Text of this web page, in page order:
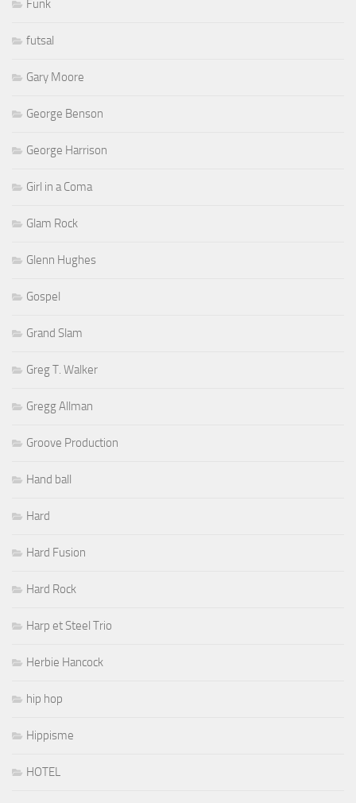
Funk
futsal
Gary Moore
George Benson
George Harrison
Girl in a Coma
Glam Rock
Glenn Hughes
Gospel
Grand Slam
Greg T. Walker
Gregg Allman
Groove Production
Hand ball
Hard
Hard Fusion
Hard Rock
Harp et Steel Trio
Herbie Hancock
hip hop
Hippisme
HOTEL